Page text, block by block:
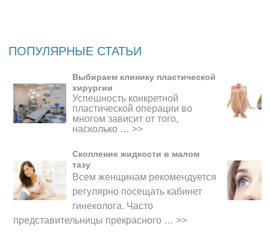
ПОПУЛЯРНЫЕ СТАТЬИ
Выбираем клинику пластической
хирургии
Успешность конкретной
пластической операции во
многом зависит от того,
насколько … >>
Скопление жидкости в малом
тазу
Всем женщинам рекомендуется
регулярно посещать кабинет
гинеколога. Часто
представительницы прекрасного … >>